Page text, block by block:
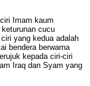
Imam kaum
cucu
yang kedua adalah
bendera berwarna
kepada ciri-ciri
Iraq dan Syam yang